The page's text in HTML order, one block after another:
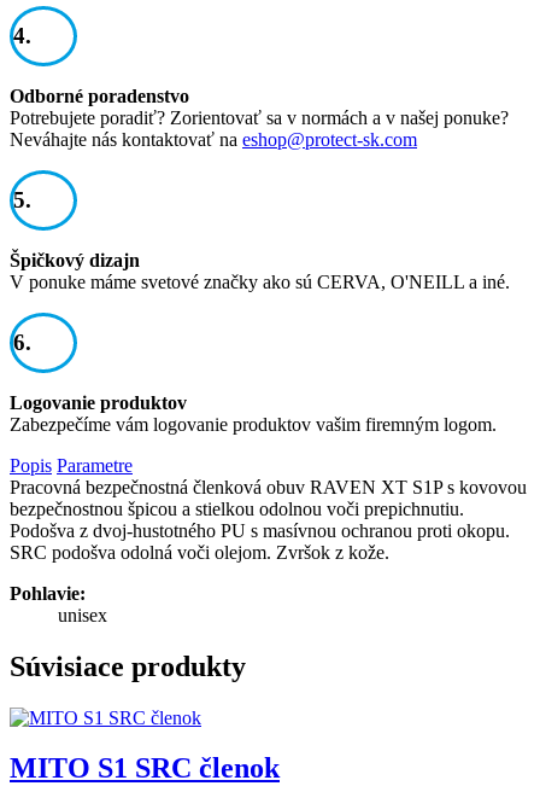
4.
Odborné poradenstvo
Potrebujete poradiť? Zorientovať sa v normách a v našej ponuke?
Neváhajte nás kontaktovať na eshop@protect-sk.com
5.
Špičkový dizajn
V ponuke máme svetové značky ako sú CERVA, O'NEILL a iné.
6.
Logovanie produktov
Zabezpečíme vám logovanie produktov vašim firemným logom.
Popis Parametre
Pracovná bezpečnostná členková obuv RAVEN XT S1P s kovovou
bezpečnostnou špicou a stielkou odolnou voči prepichnutiu.
Podošva z dvoj-hustotného PU s masívnou ochranou proti okopu.
SRC podošva odolná voči olejom. Zvršok z kože.
Pohlavie:
unisex
Súvisiace produkty
MITO S1 SRC členok